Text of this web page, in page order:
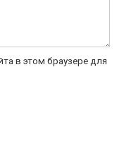
в этом браузере для